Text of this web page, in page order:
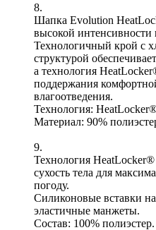
8.
Шапка Evolution
высокой
Технологичный крой с
структурой
а технология
поддержания
влагоотведения.
Технология:
Материал: 90%
9.
Технология HeatLocker®
сухость тела для
погоду.
Силиконовые вставки
эластичные манжеты.
Состав: 100% полиэстер.